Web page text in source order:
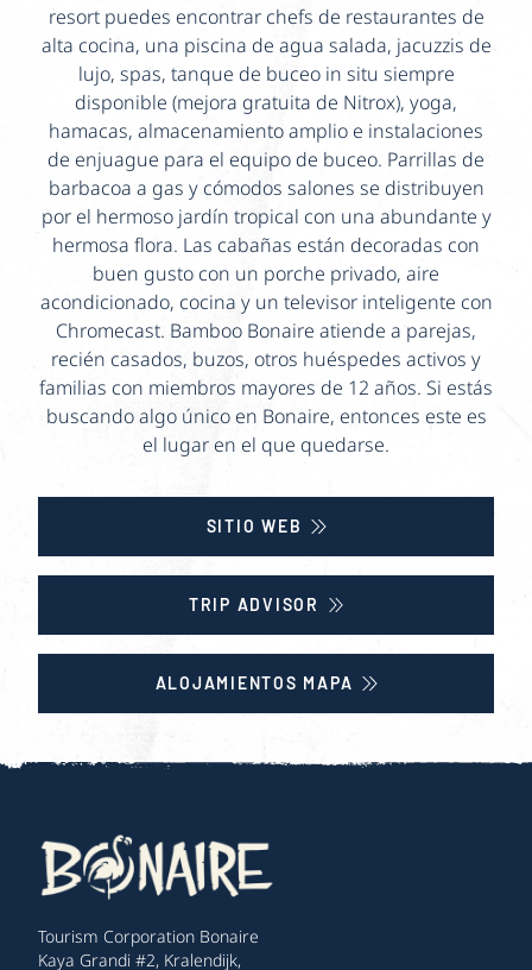
resort puedes encontrar chefs de restaurantes de
alta cocina, una piscina de agua salada, jacuzzis de
lujo, spas, tanque de buceo in situ siempre
disponible (mejora gratuita de Nitrox), yoga,
hamacas, almacenamiento amplio e instalaciones
de enjuague para el equipo de buceo. Parrillas de
barbacoa a gas y cómodos salones se distribuyen
por el hermoso jardín tropical con una abundante y
hermosa flora. Las cabañas están decoradas con
buen gusto con un porche privado, aire
acondicionado, cocina y un televisor inteligente con
Chromecast. Bamboo Bonaire atiende a parejas,
recién casados, buzos, otros huéspedes activos y
familias con miembros mayores de 12 años. Si estás
buscando algo único en Bonaire, entonces este es
el lugar en el que quedarse.
SITIO WEB
TRIP ADVISOR
ALOJAMIENTOS MAPA
Tourism Corporation Bonaire
Kaya Grandi #2, Kralendijk,